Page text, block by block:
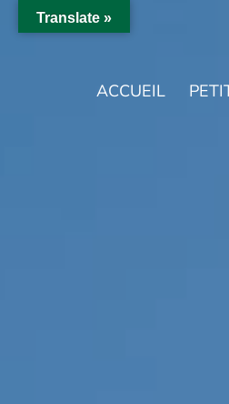
ACCUEIL
Translate »